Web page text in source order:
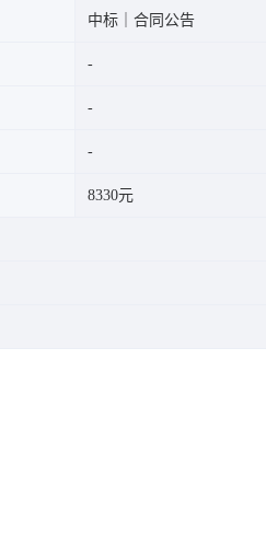
中标｜合同公告
8330元